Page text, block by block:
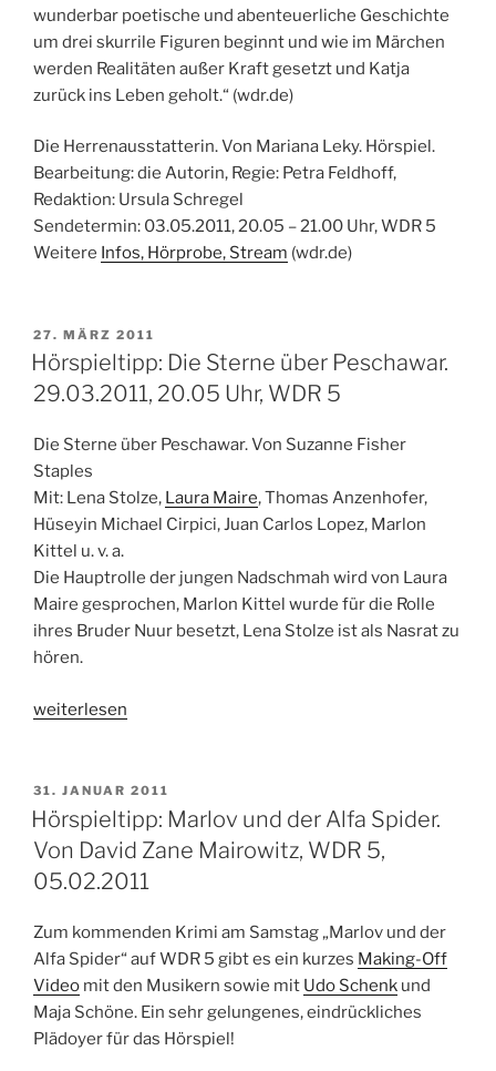
wunderbar poetische und abenteuerliche Geschichte
um drei skurrile Figuren beginnt und wie im Märchen
werden Realitäten außer Kraft gesetzt und Katja
zurück ins Leben geholt.“ (wdr.de)
Die Herrenausstatterin. Von Mariana Leky. Hörspiel.
Bearbeitung: die Autorin, Regie: Petra Feldhoff,
Redaktion: Ursula Schregel
Sendetermin: 03.05.2011, 20.05 – 21.00 Uhr, WDR 5
Weitere Infos, Hörprobe, Stream (wdr.de)
VERÖFFENTLICHT
AM
27. MÄRZ 2011
Hörspieltipp: Die Sterne über Peschawar.
29.03.2011, 20.05 Uhr, WDR 5
Die Sterne über Peschawar. Von Suzanne Fisher
Staples
Mit: Lena Stolze, Laura Maire, Thomas Anzenhofer,
Hüseyin Michael Cirpici, Juan Carlos Lopez, Marlon
Kittel u. v. a.
Die Hauptrolle der jungen Nadschmah wird von Laura
Maire gesprochen, Marlon Kittel wurde für die Rolle
ihres Bruder Nuur besetzt, Lena Stolze ist als Nasrat zu
hören.
„Hörspieltipp:
über
Peschawar.
29.03.2011,
20.05
Uhr,
WDR
5“
weiterlesen
VERÖFFENTLICHT
AM
31. JANUAR 2011
Hörspieltipp: Marlov und der Alfa Spider.
Von David Zane Mairowitz, WDR 5,
05.02.2011
Zum kommenden Krimi am Samstag „Marlov und der
Alfa Spider“ auf WDR 5 gibt es ein kurzes Making-Off
Video mit den Musikern sowie mit Udo Schenk und
Maja Schöne. Ein sehr gelungenes, eindrückliches
Plädoyer für das Hörspiel!